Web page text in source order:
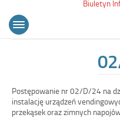
Biuletyn
Menu
główne
Otwórz
Postępowanie nr 02/D/24 na
instalację urządzeń
przekąsek oraz zimnych